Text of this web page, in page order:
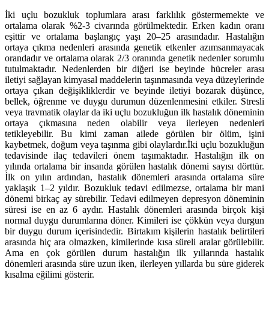
İki uçlu bozukluk toplumlara arası farklılık göstermemekte ve
ortalama olarak %2-3 civarında görülmektedir. Erken kadın oranı
eşittir ve ortalama başlangıç yaşı 20–25 arasındadır. Hastalığın
ortaya çıkma nedenleri arasında genetik etkenler azımsanmayacak
orandadır ve ortalama olarak 2/3 oranında genetik nedenler sorumlu
tutulmaktadır. Nedenlerden bir diğeri ise beyinde hücreler arası
iletiyi sağlayan kimyasal maddelerin taşınmasında veya düzeylerinde
ortaya çıkan değişikliklerdir ve beyinde iletiyi bozarak düşünce,
bellek, öğrenme ve duygu durumun düzenlenmesini etkiler. Stresli
veya travmatik olaylar da iki uçlu bozukluğun ilk hastalık döneminin
ortaya çıkmasına neden olabilir veya ilerleyen nedenleri
tetikleyebilir. Bu kimi zaman ailede görülen bir ölüm, işini
kaybetmek, doğum veya taşınma gibi olaylardır.İki uçlu bozukluğun
tedavisinde ilaç tedavileri önem taşımaktadır. Hastalığın ilk on
yılında ortalama bir insanda görülen hastalık dönemi sayısı dörttür.
İlk on yılın ardından, hastalık dönemleri arasında ortalama süre
yaklaşık 1–2 yıldır. Bozukluk tedavi edilmezse, ortalama bir mani
dönemi birkaç ay sürebilir. Tedavi edilmeyen depresyon döneminin
süresi ise en az 6 aydır. Hastalık dönemleri arasında birçok kişi
normal duygu durumlarına döner. Kimileri ise çökkün veya durgun
bir duygu durum içerisindedir. Birtakım kişilerin hastalık belirtileri
arasında hiç ara olmazken, kimilerinde kısa süreli aralar görülebilir.
Ama en çok görülen durum hastalığın ilk yıllarında hastalık
dönemleri arasında süre uzun iken, ilerleyen yıllarda bu süre giderek
kısalma eğilimi gösterir.